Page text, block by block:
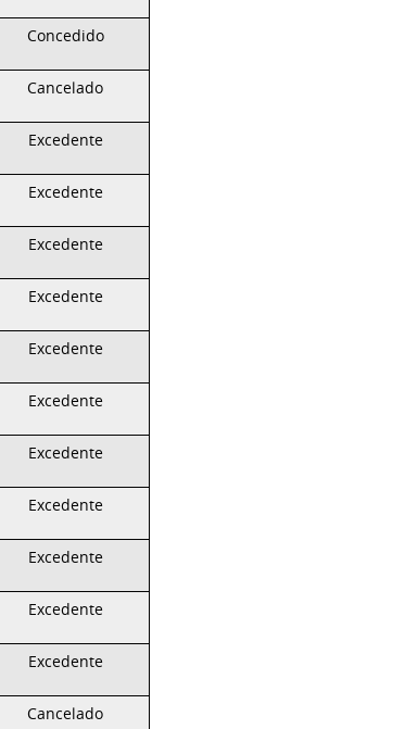
Concedido
Cancelado
Excedente
Excedente
Excedente
Excedente
Excedente
Excedente
Excedente
Excedente
Excedente
Excedente
Excedente
Cancelado